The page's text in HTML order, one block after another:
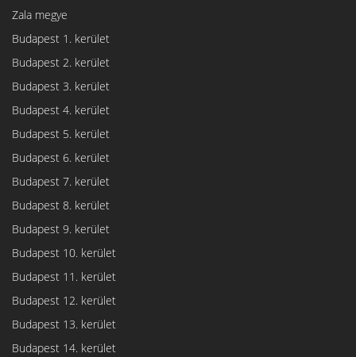
Zala megye
Budapest 1. kerület
Budapest 2. kerület
Budapest 3. kerület
Budapest 4. kerület
Budapest 5. kerület
Budapest 6. kerület
Budapest 7. kerület
Budapest 8. kerület
Budapest 9. kerület
Budapest 10. kerület
Budapest 11. kerület
Budapest 12. kerület
Budapest 13. kerület
Budapest 14. kerület